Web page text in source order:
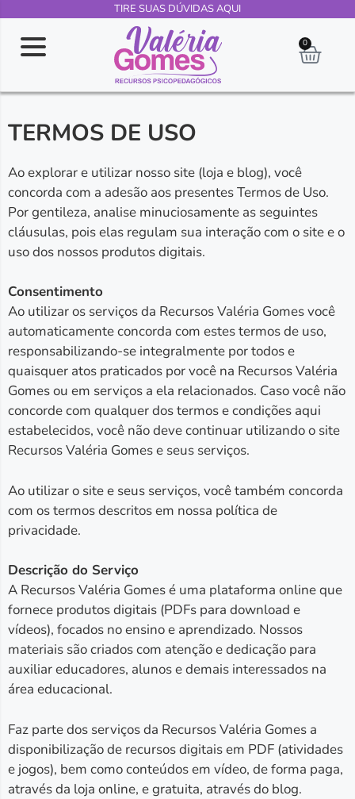
TIRE SUAS DÚVIDAS AQUI
0
TERMOS DE USO
Ao explorar e utilizar nosso site (loja e blog), você
concorda com a adesão aos presentes Termos de Uso.
Por gentileza, analise minuciosamente as seguintes
cláusulas, pois elas regulam sua interação com o site e o
uso dos nossos produtos digitais.
Consentimento
Ao utilizar os serviços da Recursos Valéria Gomes você
automaticamente concorda com estes termos de uso,
responsabilizando-se integralmente por todos e
quaisquer atos praticados por você na Recursos Valéria
Gomes ou em serviços a ela relacionados. Caso você não
concorde com qualquer dos termos e condições aqui
estabelecidos, você não deve continuar utilizando o site
Recursos Valéria Gomes e seus serviços.
Ao utilizar o site e seus serviços, você também concorda
com os termos descritos em nossa política de
privacidade.
Descrição do Serviço
A Recursos Valéria Gomes é uma plataforma online que
fornece produtos digitais (PDFs para download e
vídeos), focados no ensino e aprendizado. Nossos
materiais são criados com atenção e dedicação para
auxiliar educadores, alunos e demais interessados na
área educacional.
Faz parte dos serviços da Recursos Valéria Gomes a
disponibilização de recursos digitais em PDF (atividades
e jogos), bem como conteúdos em vídeo, de forma paga,
através da loja online, e gratuita, através do blog.